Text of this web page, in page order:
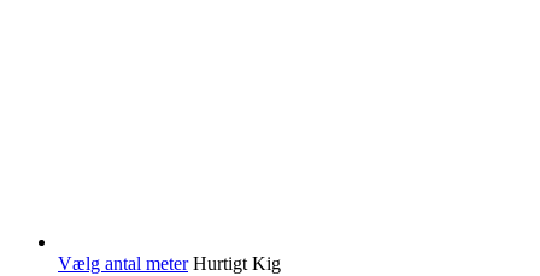
Vælg antal meter Hurtigt Kig